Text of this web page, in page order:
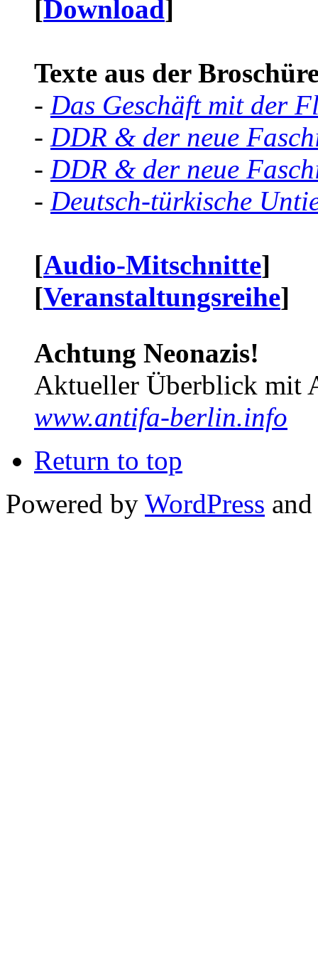
[Download]
Texte aus der
- Das Geschäft mit der
- DDR & der neue
- DDR & der neue
- Deutsch-türkische
[Audio-Mitschnitte]
[Veranstaltungsreihe]
Achtung Neonazis!
Aktueller Überblick mit
www.antifa-berlin.info
Return to top
Powered by WordPress